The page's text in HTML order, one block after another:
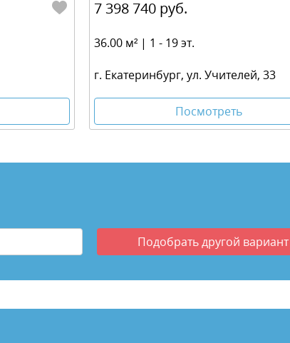
7 398 740 руб.
36.00 м² | 1 - 19 эт.
г. Екатеринбург, ул. Учителей, 33
Посмотреть
Подобратьдругой вариант